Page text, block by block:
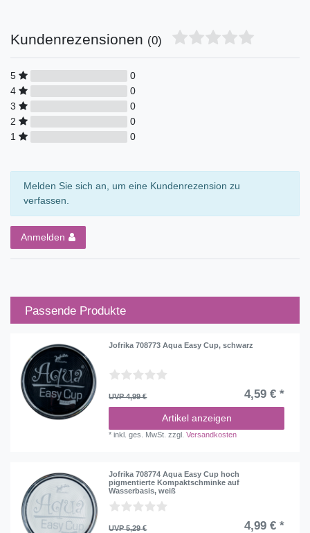
Kundenrezensionen (0)
5
0
4
0
3
0
2
0
1
0
Melden Sie sich an, um eine Kundenrezension zu
verfassen.
Anmelden
Passende Produkte
Jofrika 708773 Aqua Easy Cup, schwarz
UVP 4,99 € 4,59 € *
Artikel anzeigen
*inkl. ges. MwSt. zzgl.Versandkosten
Jofrika 708774 Aqua Easy Cup hoch
pigmentierte Kompaktschminke auf
Wasserbasis, weiß
UVP 5,29 € 4,99 € *